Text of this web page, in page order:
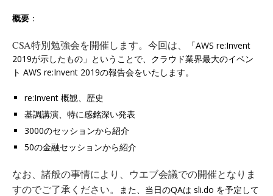
概要 ：
CSA特別勉強会を開催します。今回は、
「AWS re:Invent
2019が示したもの」ということで、クラウド業界最大のイベン
ト AWS re:Invent 2019の報告会をいたします。
re:Invent 概観、歴史
基調講演、特に感銘深い発表
3000のセッションから紹介
50の金融セッションから紹介
なお、諸般の事情により、ウエブ会議での開催となりま
すのでご了承ください。
また、当日のQAは sli.do を予定して